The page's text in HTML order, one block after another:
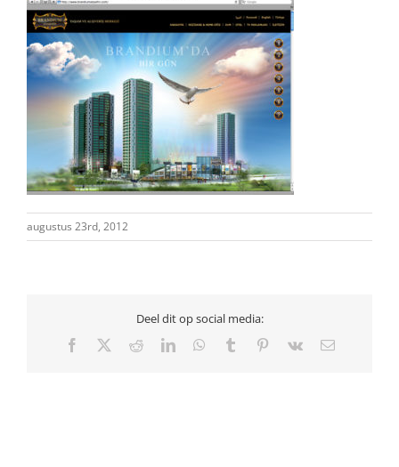
augustus 23rd, 2012
Deel dit op social media:
Facebook RedditLinkedInWhatsApp
Tumblr Pinterest
Vk
E-